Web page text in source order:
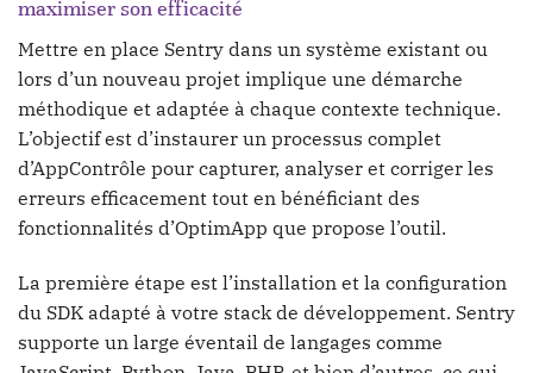
maximiser son efficacité
Mettre en place Sentry dans un système existant ou
lors d’un nouveau projet implique une démarche
méthodique et adaptée à chaque contexte technique.
L’objectif est d’instaurer un processus complet
d’AppContrôle pour capturer, analyser et corriger les
erreurs efficacement tout en bénéficiant des
fonctionnalités d’OptimApp que propose l’outil.
La première étape est l’installation et la configuration
du SDK adapté à votre stack de développement. Sentry
supporte un large éventail de langages comme